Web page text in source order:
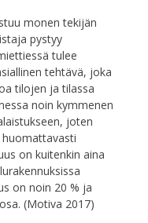
monen tekijän
pystyy
tulee
tehtävä, joka
tilojen ja tilassa
noin kymmenen
joten
huomattavasti
on kuitenkin aina
on noin 20 % ja
(Motiva 2017)